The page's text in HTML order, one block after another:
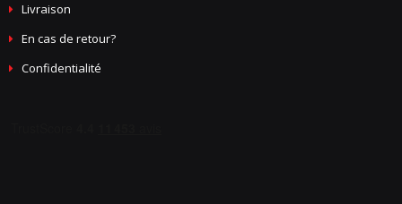
Livraison
En cas de retour?
Confidentialité